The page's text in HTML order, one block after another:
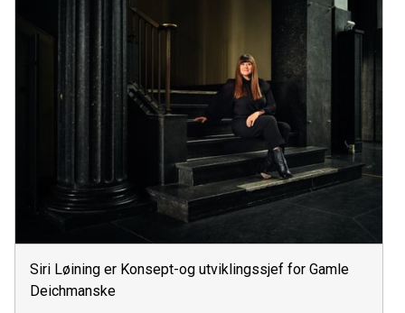
Siri Løining er Konsept-og utviklingssjef for Gamle
Deichmanske